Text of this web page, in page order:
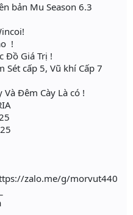
bản Mu Season 6.3
!
Đồ Giá Trị !
Sét cấp 5, Vũ khí Cấp 7
Đêm Cày Là có !
zalo.me/g/morvut440